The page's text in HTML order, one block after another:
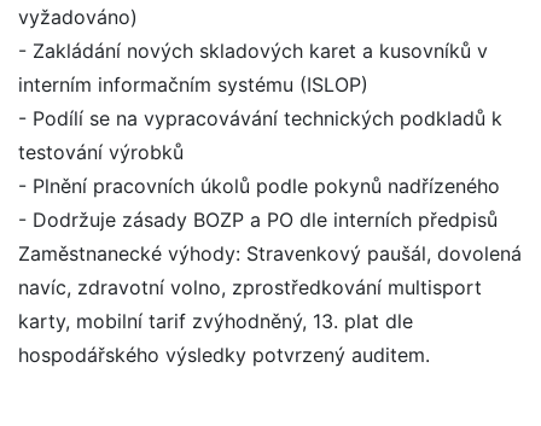
vyžadováno)
- Zakládání nových skladových karet a kusovníků v
interním informačním systému (ISLOP)
- Podílí se na vypracovávání technických podkladů k
testování výrobků
- Plnění pracovních úkolů podle pokynů nadřízeného
- Dodržuje zásady BOZP a PO dle interních předpisů
Zaměstnanecké výhody: Stravenkový paušál, dovolená
navíc, zdravotní volno, zprostředkování multisport
karty, mobilní tarif zvýhodněný, 13. plat dle
hospodářského výsledky potvrzený auditem.